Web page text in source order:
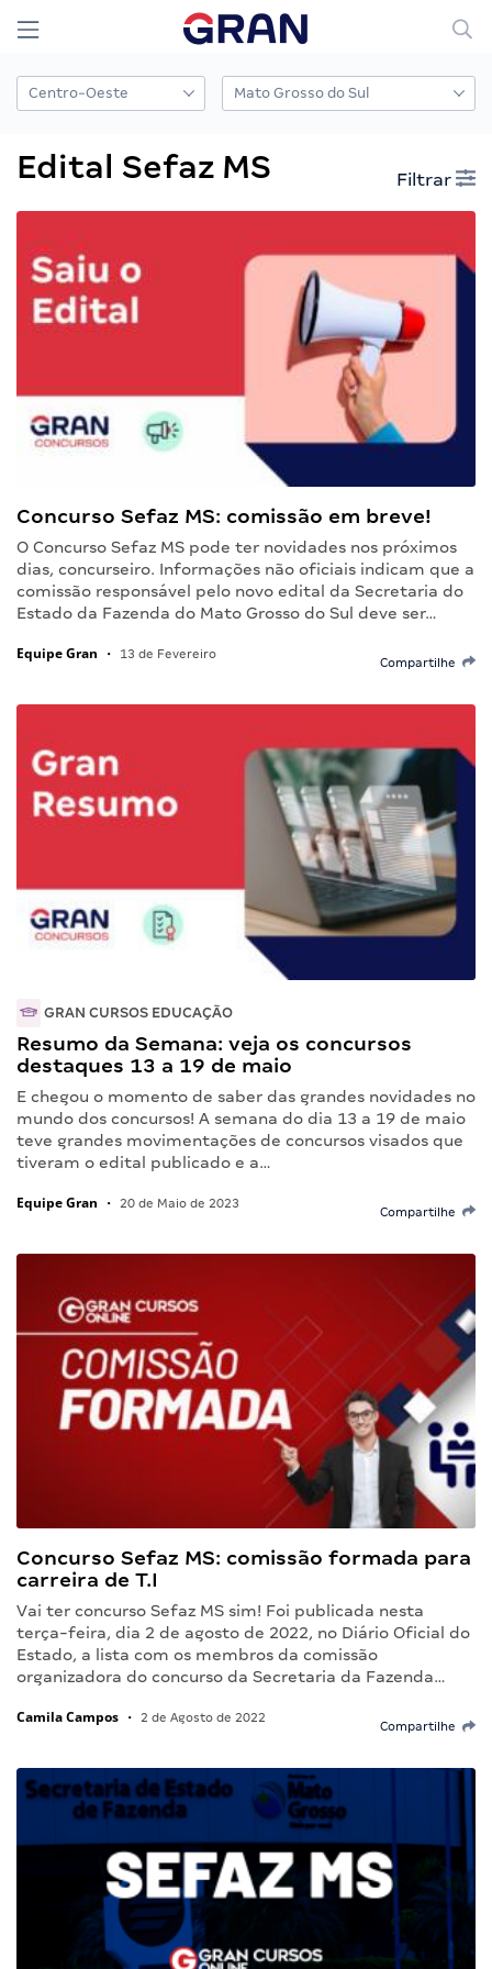
Edital Sefaz MS Filtrar
Concurso Sefaz MS: comissão em breve!
O Concurso Sefaz MS pode ter novidades nos próximos
dias, concurseiro. Informações não oficiais indicam que a
comissão responsável pelo novo edital da Secretaria do
Estado da Fazenda do Mato Grosso do Sul deve ser…
Equipe Gran • 13 de Fevereiro
Compartilhe
GRAN CURSOS EDUCAÇÃO
Resumo da Semana: veja os concursos
destaques 13 a 19 de maio
E chegou o momento de saber das grandes novidades no
mundo dos concursos! A semana do dia 13 a 19 de maio
teve grandes movimentações de concursos visados que
tiveram o edital publicado e a…
Equipe Gran • 20 de Maio de 2023
Compartilhe
Concurso Sefaz MS: comissão formada para
carreira de T.I
Vai ter concurso Sefaz MS sim! Foi publicada nesta
terça-feira, dia 2 de agosto de 2022, no Diário Oficial do
Estado, a lista com os membros da comissão
organizadora do concurso da Secretaria da Fazenda…
Camila Campos • 2 de Agosto de 2022
Compartilhe